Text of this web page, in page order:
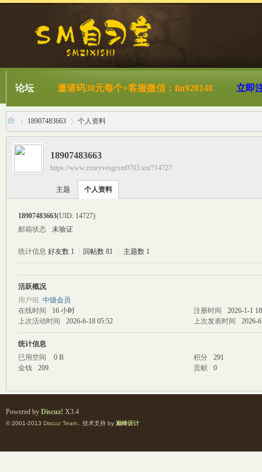
论坛 邀请码30元每个+客服微信：lin928148 立即
›
18907483663
›
个人资料
18907483663
https://www.zxnryvesgcsm0703.icu/?14727
主题 个人资料
18907483663(UID: 14727)
邮箱状态
未验证
统计信息 好友数 1 回帖数 81 主题数 1
活跃概况
用户组 中级会员
在线时间
16 小时 注册时间
2026-1-1
上次活动时间
2026-6-18 05:52 上次发表时间 2026-
统计信息
已用空间
0 B 积分
291
金钱
209 贡献 0
Powered by Discuz! X3.4
© 2001-2013 Discuz Team. . 技术支持 by 巅峰设计